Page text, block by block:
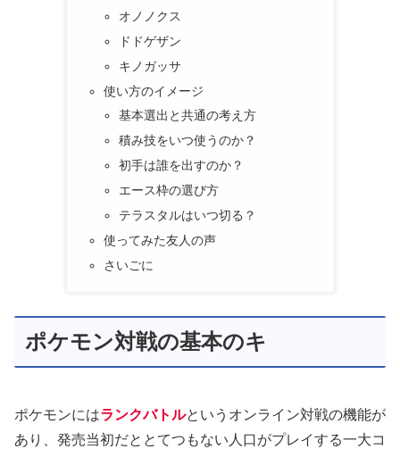
オノノクス
ドドゲザン
キノガッサ
使い方のイメージ
基本選出と共通の考え方
積み技をいつ使うのか？
初手は誰を出すのか？
エース枠の選び方
テラスタルはいつ切る？
使ってみた友人の声
さいごに
ポケモン対戦の基本のキ
ポケモンにはランクバトルというオンライン対戦の機能が
あり、発売当初だととてつもない人口がプレイする一大コ